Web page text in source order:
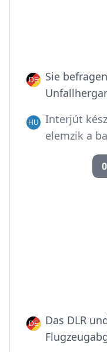
Sie
Interjút
elemzik a
Das DLR